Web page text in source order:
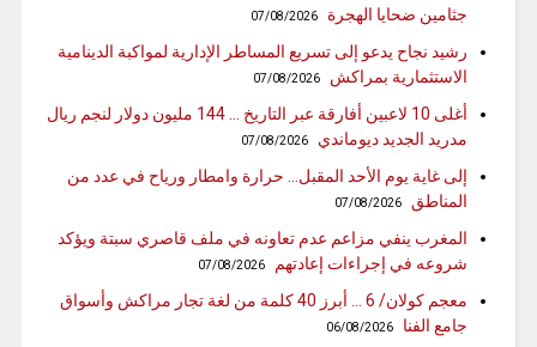
جثامين ضحايا الهجرة
07/08/2026
رشيد نجاح يدعو إلى تسريع المساطر الإدارية لمواكبة الدينامية
الاستثمارية بمراكش
07/08/2026
أغلى 10 لاعبين أفارقة عبر التاريخ … 144 مليون دولار لنجم ريال
مدريد الجديد ديوماندي
07/08/2026
إلى غاية يوم الأحد المقبل… حرارة وامطار ورياح في عدد من
المناطق
07/08/2026
المغرب ينفي مزاعم عدم تعاونه في ملف قاصري سبتة ويؤكد
شروعه في إجراءات إعادتهم
07/08/2026
معجم كولان/ 6 … أبرز 40 كلمة من لغة تجار مراكش وأسواق
جامع الفنا
06/08/2026